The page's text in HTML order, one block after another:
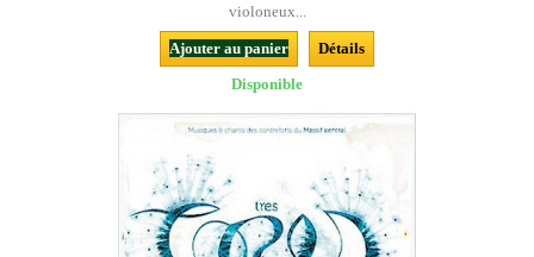
violoneux...
Ajouter au panier
Détails
Disponible